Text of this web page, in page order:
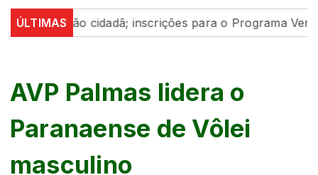
ÚLTIMAScidadã; inscrições para o Programa Vereador
AVP Palmas lidera o
Paranaense de Vôlei
masculino